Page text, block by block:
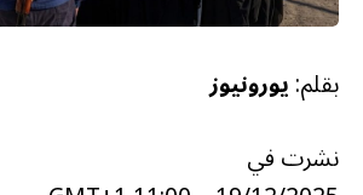
بقلم:يورونيوز
نشرت في